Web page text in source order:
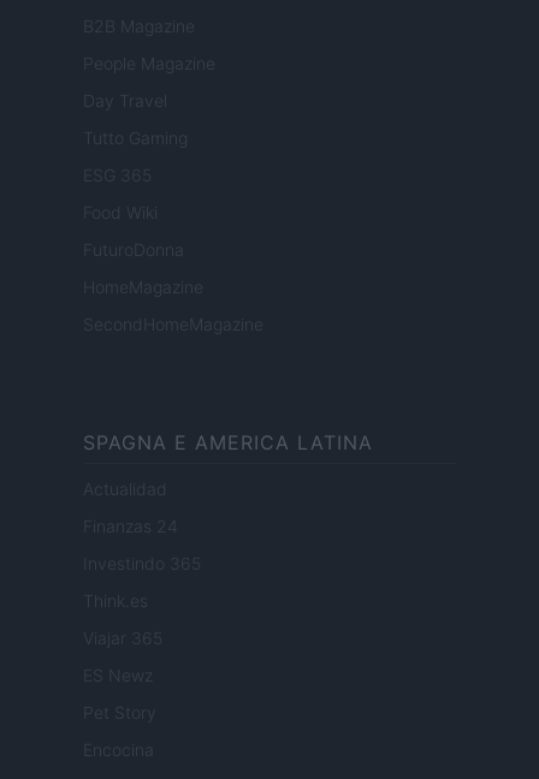
B2B Magazine
People Magazine
Day Travel
Tutto Gaming
ESG 365
Food Wiki
FuturoDonna
HomeMagazine
SecondHomeMagazine
SPAGNA E AMERICA LATINA
Actualidad
Finanzas 24
Investindo 365
Think.es
Viajar 365
ES Newz
Encocina